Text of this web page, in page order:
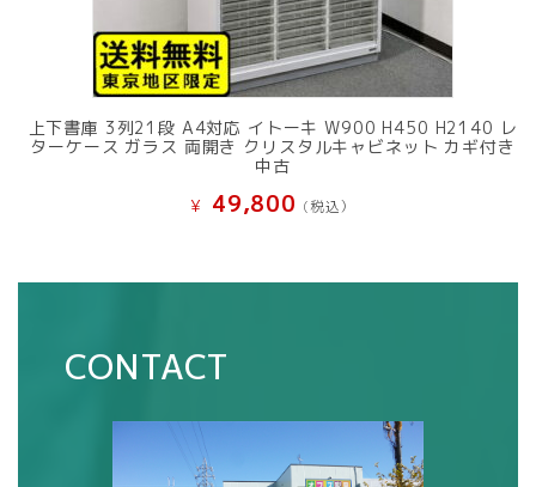
上下書庫 3列21段 A4対応 イトーキ W900 H450 H2140 レ
ターケース ガラス 両開き クリスタルキャビネット カギ付き
中古
¥ 49,800 (税込）
CONTACT